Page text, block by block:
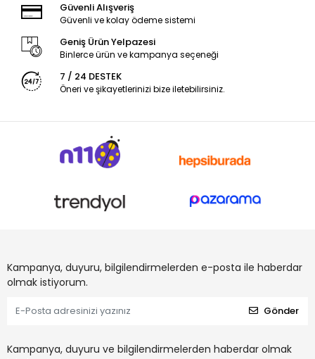
Güvenli Alışveriş
Güvenli ve kolay ödeme sistemi
Geniş Ürün Yelpazesi
Binlerce ürün ve kampanya seçeneği
7 / 24 DESTEK
Öneri ve şikayetlerinizi bize iletebilirsiniz.
Kampanya, duyuru, bilgilendirmelerden e-posta ile haberdar
olmak istiyorum.
Gönder
Kampanya, duyuru ve bilgilendirmelerden haberdar olmak